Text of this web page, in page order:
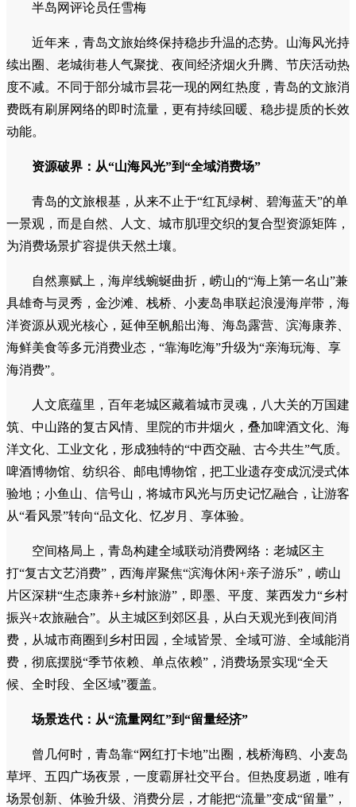
半岛网评论员任雪梅
近年来，青岛文旅始终保持稳步升温的态势。山海风光持
续出圈、老城街巷人气聚拢、夜间经济烟火升腾、节庆活动热
度不减。不同于部分城市昙花一现的网红热度，青岛的文旅消
费既有刷屏网络的即时流量，更有持续回暖、稳步提质的长效
动能。
资源破界：从“山海风光”到“全域消费场”
青岛的文旅根基，从来不止于“红瓦绿树、碧海蓝天”的单
一景观，而是自然、人文、城市肌理交织的复合型资源矩阵，
为消费场景扩容提供天然土壤。
自然禀赋上，海岸线蜿蜒曲折，崂山的“海上第一名山”兼
具雄奇与灵秀，金沙滩、栈桥、小麦岛串联起浪漫海岸带，海
洋资源从观光核心，延伸至帆船出海、海岛露营、滨海康养、
海鲜美食等多元消费业态，“靠海吃海”升级为“亲海玩海、享
海消费”。
人文底蕴里，百年老城区藏着城市灵魂，八大关的万国建
筑、中山路的复古风情、里院的市井烟火，叠加啤酒文化、海
洋文化、工业文化，形成独特的“中西交融、古今共生”气质。
啤酒博物馆、纺织谷、邮电博物馆，把工业遗存变成沉浸式体
验地；小鱼山、信号山，将城市风光与历史记忆融合，让游客
从“看风景”转向“品文化、忆岁月、享体验。
空间格局上，青岛构建全域联动消费网络：老城区主
打“复古文艺消费”，西海岸聚焦“滨海休闲+亲子游乐”，崂山
片区深耕“生态康养+乡村旅游”，即墨、平度、莱西发力“乡村
振兴+农旅融合”。从主城区到郊区县，从白天观光到夜间消
费，从城市商圈到乡村田园，全域皆景、全域可游、全域能消
费，彻底摆脱“季节依赖、单点依赖”，消费场景实现“全天
候、全时段、全区域”覆盖。
场景迭代：从“流量网红”到“留量经济”
曾几何时，青岛靠“网红打卡地”出圈，栈桥海鸥、小麦岛
草坪、五四广场夜景，一度霸屏社交平台。但热度易逝，唯有
场景创新、体验升级、消费分层，才能把“流量”变成“留量”，